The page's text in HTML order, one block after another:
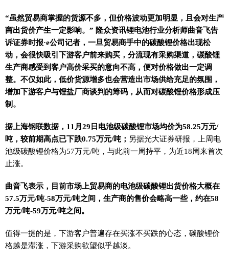
“虽然贸易商掌握的货源不多，但价格波动更加明显，且会对生产
商出货价产生一定影响。” 隆众资讯锂电池行业分析师曲音飞告
诉证券时报·e公司记者，一旦贸易商手中的碳酸锂价格出现松
动，会很快吸引下游客户前来购买，分流现有采购渠道，碳酸锂
生产商感受到客户高价采买的意向不高，便对价格做出一定调
整。不仅如此，低价货源增多也会营造出市场供给充足的氛围，
增加下游客户与锂盐厂商谈判的筹码，从而对碳酸锂价格形成压
制。
据上海钢联数据，11月29日电池级碳酸锂市场均价为58.25万元/
吨，较前期高点已下跌0.75万元/吨； 另据光大证券研报，上周电
池级碳酸锂价格为57万元/吨，与此前一周持平，为近18周来首次
止涨。
曲音飞表示，目前市场上贸易商的电池级碳酸锂出货价格大概在
57.5万元/吨-58万元/吨之间，生产商的售价会略高一些，约在58
万元/吨-59万元/吨之间。
值得一提的是，下游客户普遍存在买涨不买跌的心态，碳酸锂价
格越是滞涨，下游采购欲望似乎越淡。